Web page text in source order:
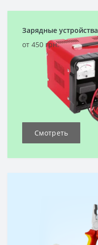
Зарядные устройства
от 450 грн.
Смотреть